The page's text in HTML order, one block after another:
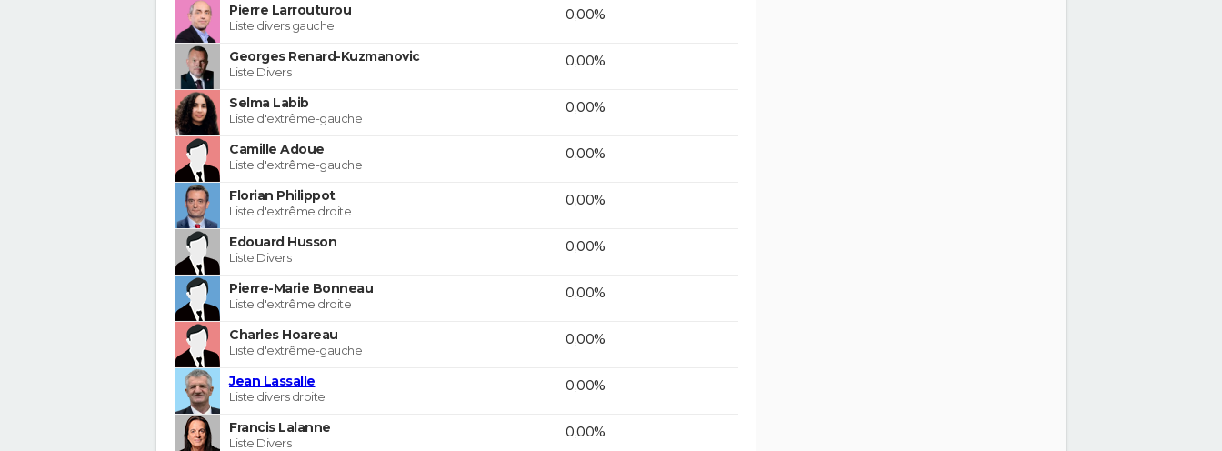
Pierre Larrouturou
Liste divers gauche
0,00%
Georges Renard-Kuzmanovic
Liste Divers
0,00%
Selma Labib
Liste d'extrême-gauche
0,00%
Camille Adoue
Liste d'extrême-gauche
0,00%
Florian Philippot
Liste d'extrême droite
0,00%
Edouard Husson
Liste Divers
0,00%
Pierre-Marie Bonneau
Liste d'extrême droite
0,00%
Charles Hoareau
Liste d'extrême-gauche
0,00%
Jean Lassalle
Liste divers droite
0,00%
Francis Lalanne
Liste Divers
0,00%